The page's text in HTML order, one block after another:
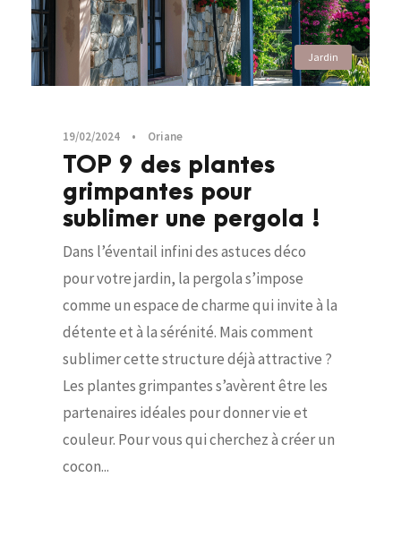
Jardin
19/02/2024 • Oriane
TOP 9 des plantes
grimpantes pour
sublimer une pergola !
Dans l’éventail infini des astuces déco
pour votre jardin, la pergola s’impose
comme un espace de charme qui invite à la
détente et à la sérénité. Mais comment
sublimer cette structure déjà attractive ?
Les plantes grimpantes s’avèrent être les
partenaires idéales pour donner vie et
couleur. Pour vous qui cherchez à créer un
cocon...